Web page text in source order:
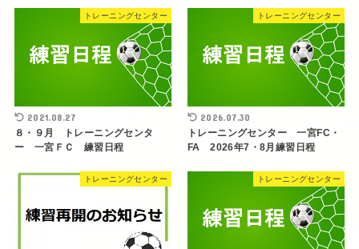
トレーニングセンター
2021.08.27
８・９月 トレーニングセンタ
ー 一宮ＦＣ 練習日程
トレーニングセンター
2026.07.30
トレーニングセンター 一宮FC・
FA 2026年7・8月練習日程
トレーニングセンター トレーニングセンター